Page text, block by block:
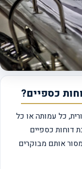
כספיים?
כל עמותה או כל
כספיים
אותם מבוקרים